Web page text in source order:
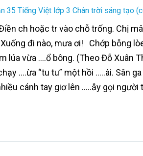
35 Tiếng Việt lớp 3 Chân trời sáng tạo
ch hoặc tr vào chỗ trống. Chị
đi nào, mưa ơi! Chớp bỗng
lúa vừa ….ổ bông. (Theo Đỗ Xuân
….ừa “tu tu” một hồi …..ài. Sân
cánh tay giơ lên …..ẫy gọi